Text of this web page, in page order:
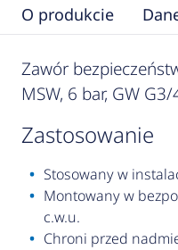
O produkcie
Zawór
MSW, 6 bar, GW
zastosowanie
Stosowany w
Montowany w
c.w.u.
Chroni przed